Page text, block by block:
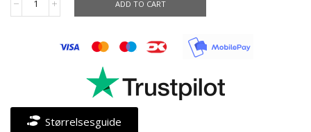
ADD TO CART
Størrelsesguide